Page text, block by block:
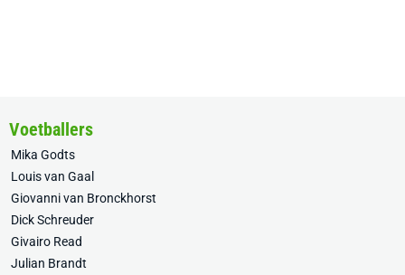
Voetballers
Mika Godts
Louis van Gaal
Giovanni van Bronckhorst
Dick Schreuder
Givairo Read
Julian Brandt